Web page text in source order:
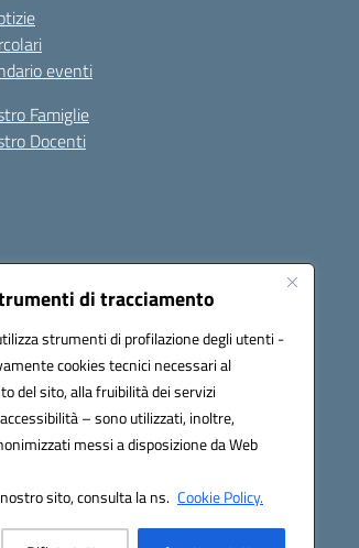
di tracciamento
strumenti di profilazione degli utenti -
cookies tecnici necessari al
del sito, alla fruibilità dei servizi
– sono utilizzati, inoltre,
messi a disposizione da Web
sito, consulta la ns. Cookie Policy.
eventi
Famiglie
Docenti